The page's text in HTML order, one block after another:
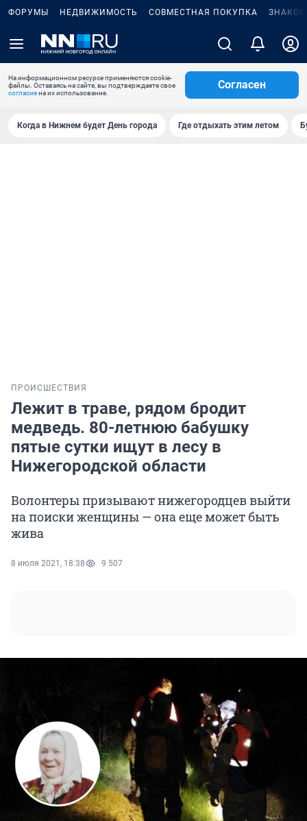
ФОРУМЫ НЕДВИЖИМОСТЬ СОВМЕСТНАЯ ПОКУПКА
На информационном ресурсе применяются cookie-
файлы. Оставаясь на сайте, вы подтверждаете свое
согласиена их использование.
Согласен
Когда в Нижнем будет День города Где отдыхать этим летом
ПРОИСШЕСТВИЯ
Лежит в траве, рядом бродит
медведь. 80-летнюю бабушку
пятые сутки ищут в лесу в
Нижегородской области
Волонтеры призывают нижегородцев выйти
на поиски женщины — она еще может быть
жива
8 июля 2021, 18:38 9 507